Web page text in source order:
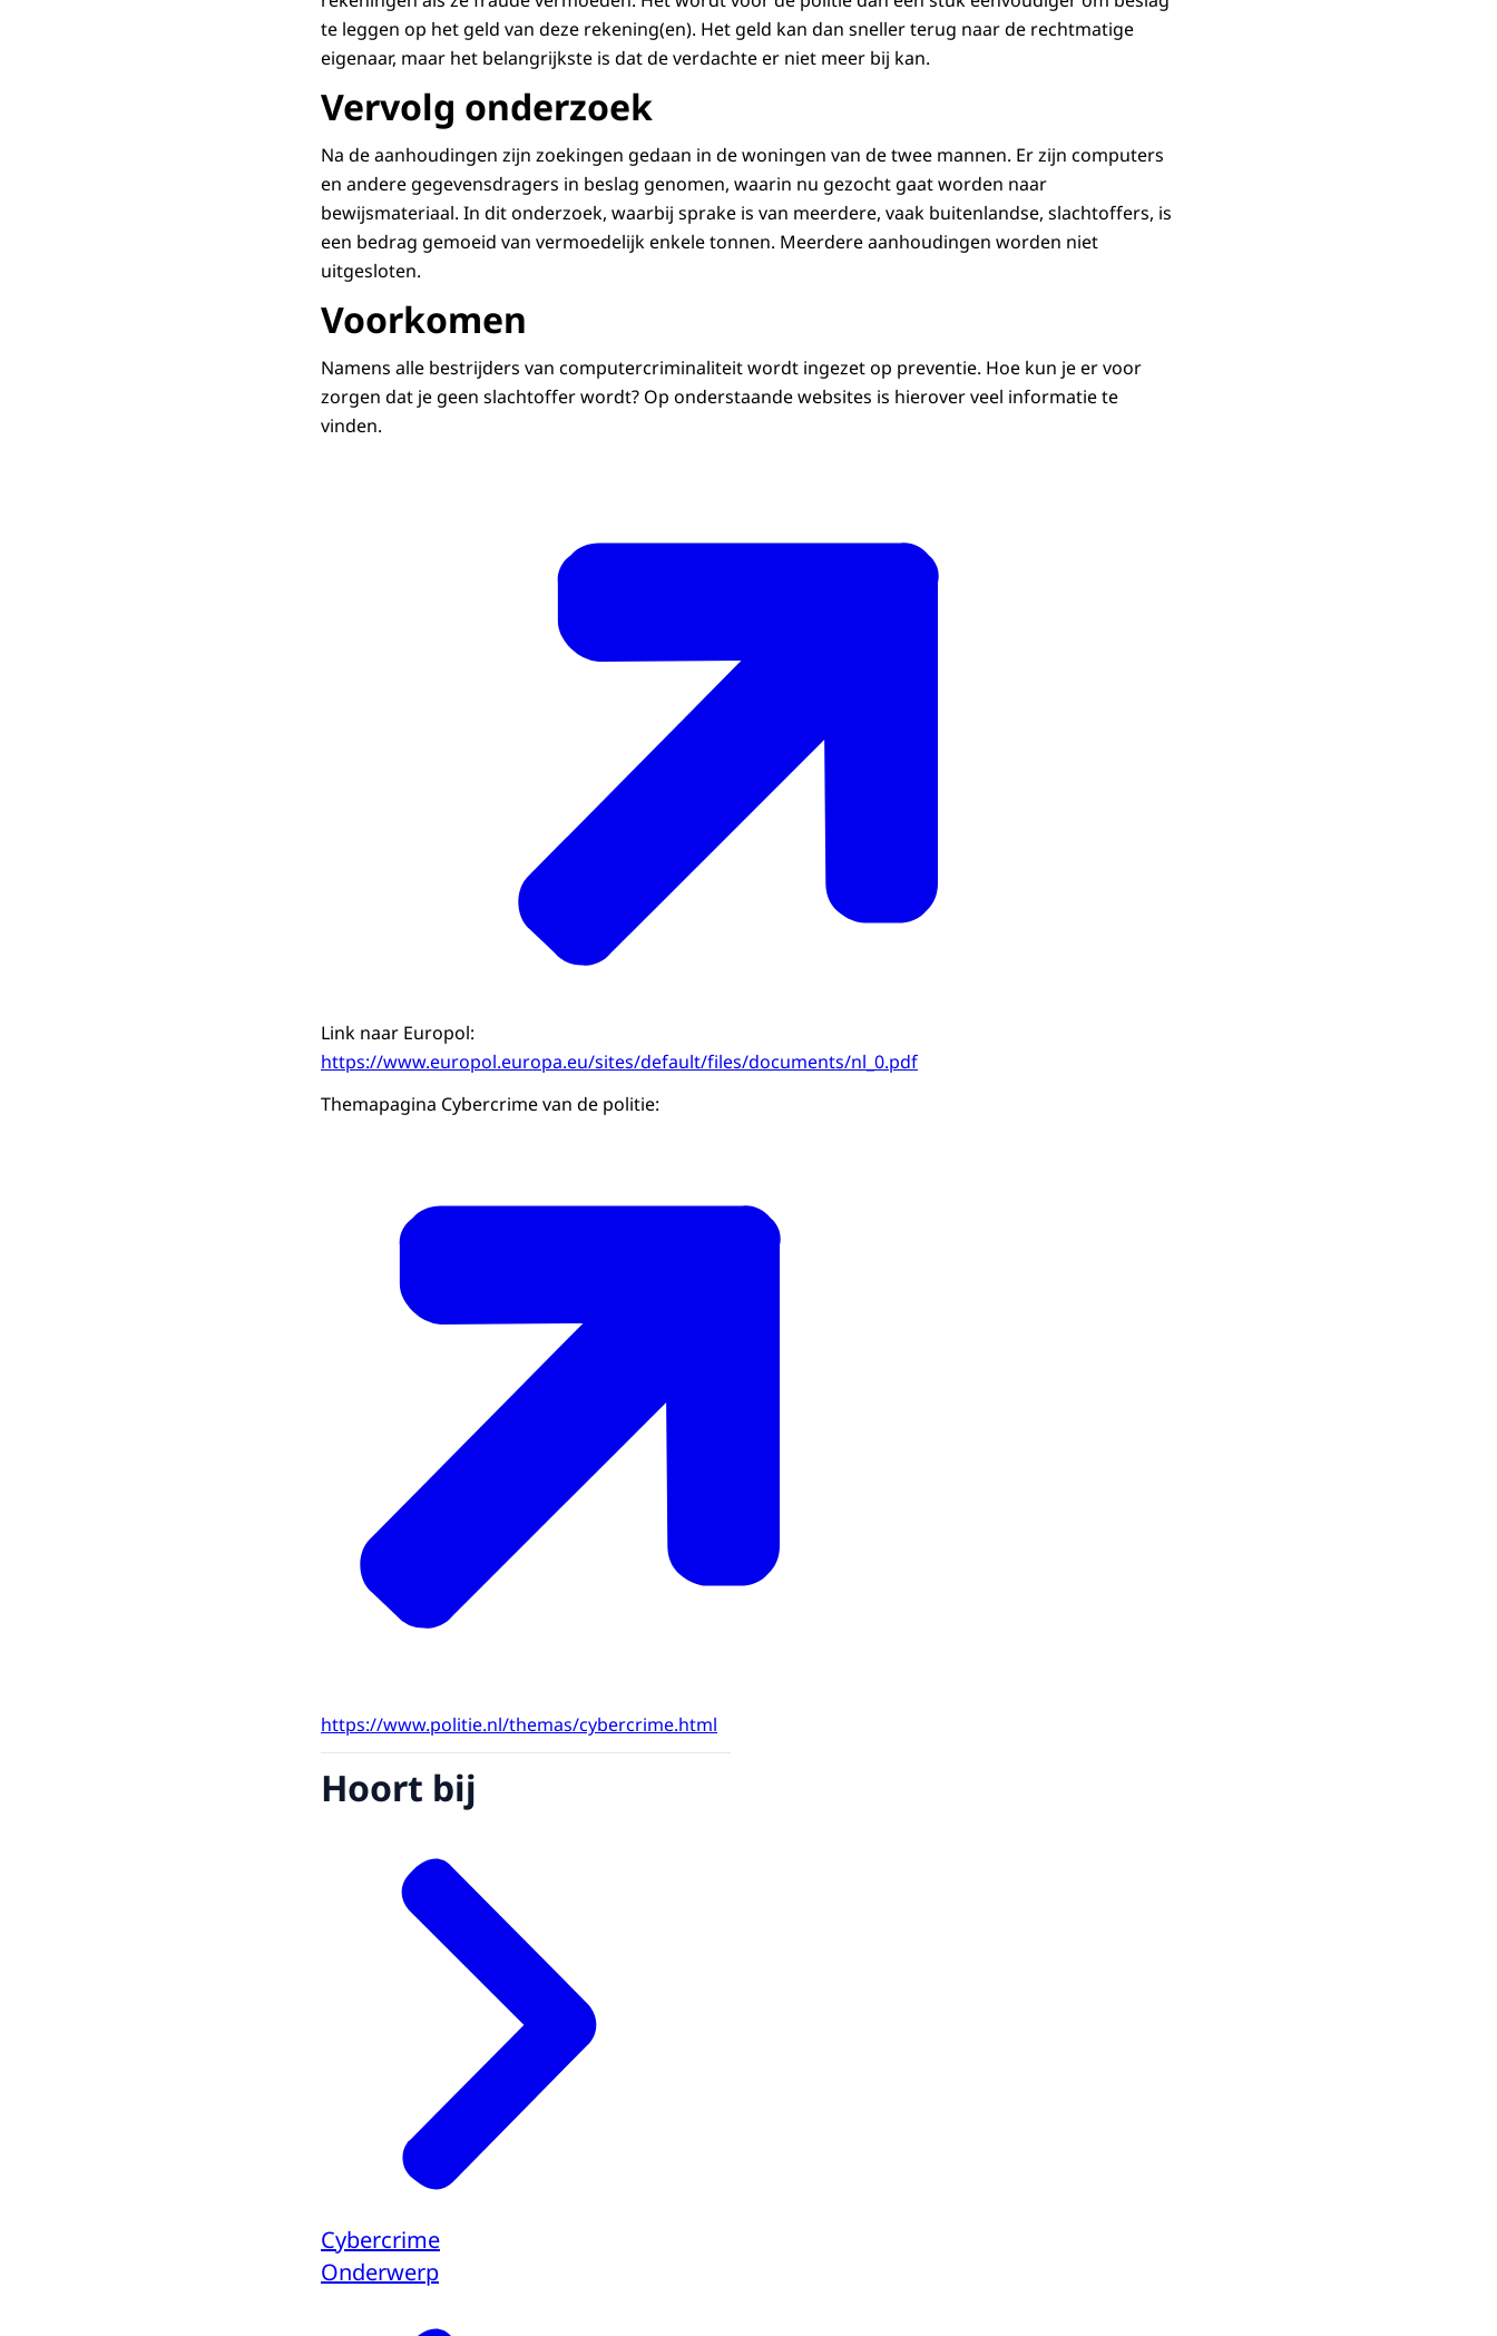
te leggen op het geld van deze rekening(en). Het geld kan dan sneller terug naar de rechtmatige
eigenaar, maar het belangrijkste is dat de verdachte er niet meer bij kan.
Vervolg onderzoek
Na de aanhoudingen zijn zoekingen gedaan in de woningen van de twee mannen. Er zijn computers
en andere gegevensdragers in beslag genomen, waarin nu gezocht gaat worden naar
bewijsmateriaal. In dit onderzoek, waarbij sprake is van meerdere, vaak buitenlandse, slachtoffers, is
een bedrag gemoeid van vermoedelijk enkele tonnen. Meerdere aanhoudingen worden niet
uitgesloten.
Voorkomen
Namens alle bestrijders van computercriminaliteit wordt ingezet op preventie. Hoe kun je er voor
zorgen dat je geen slachtoffer wordt? Op onderstaande websites is hierover veel informatie te
vinden.
Link naar Europol:
https://www.europol.europa.eu/sites/default/files/documents/nl_0.pdf
Themapagina Cybercrime van de politie:
https://www.politie.nl/themas/cybercrime.html
Hoort bij
Cybercrime
Onderwerp